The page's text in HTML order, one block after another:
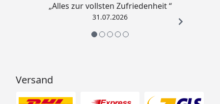
„Alles zur vollsten Zufriedenheit “
31.07.2026
Versand